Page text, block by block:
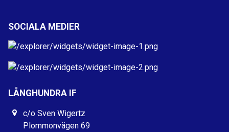
SOCIALA MEDIER
LÅNGHUNDRA IF
c/o Sven Wigertz
Plommonvägen 69